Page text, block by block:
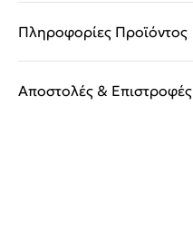
Πληροφορίες Προϊόντος
Αποστολές & Επιστροφές